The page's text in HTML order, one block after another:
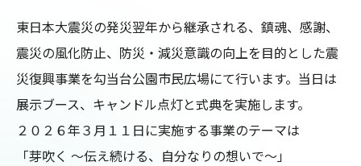
東日本大震災の発災翌年から継承される、鎮魂、感謝、
震災の風化防止、防災・減災意識の向上を目的とした震
災復興事業を勾当台公園市民広場にて行います。当日は
展示ブース、キャンドル点灯と式典を実施します。
２０２６年３月１１日に実施する事業のテーマは
「芽吹く ～伝え続ける、自分なりの想いで～」